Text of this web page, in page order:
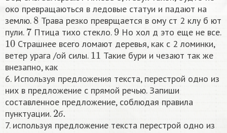
око превращаються в ледовые статуи и падают на
землю.
8
Трава резко преврщается в ому ст 2 клу б ют
пули.
7
Птица тихо стекло.
9
Но хол д это еще не все.
10
Страшнее всего ломают деревья, как с 2 ломинки,
ветер урага /ой силы.
11
Такие бури и чезают так же
внезапно, как
6. Используя предложения текста, перестрой одно из
них в предложение с прямой речью. Запиши
составленное предложение, соблюдая правила
пунктуации.
б
2б.
7. используя предложение текста перестрой одно из